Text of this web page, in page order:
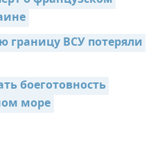
границу ВСУ потеряли
боеготовность
море